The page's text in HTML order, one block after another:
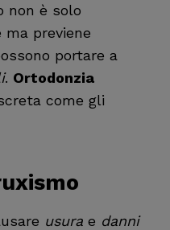
non è solo
previene
portare a
. Ortodonzia
come gli
usura e danni